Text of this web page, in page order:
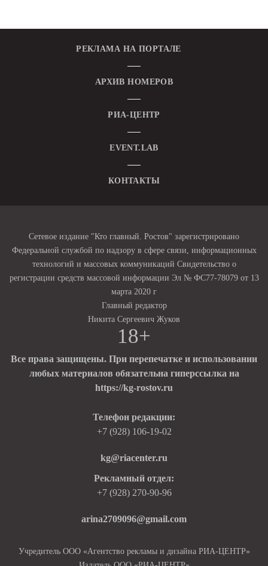
РЕКЛАМА НА ПОРТАЛЕ
АРХИВ НОМЕРОВ
РИА-ЦЕНТР
EVENT.LAB
КОНТАКТЫ
Сетевое издание "Кто главный. Ростов" зарегистрировано
Федеральной службой по надзору в сфере связи, информационных
технологий и массовых коммуникаций Свидетельство о
регистрации средств массовой информации Эл № ФС77-78079 от 13
марта 2020 г
Главный редактор
Никита Сергеевич Жуков
18+
Все права защищены. При перепечатке и использовании
любых материалов обязательна гиперссылка на
https://kg-rostov.ru
Телефон редакции:
+7 (928) 106-19-02
kg@riacenter.ru
Рекламный отдел:
+7 (928) 270-90-96
arina2709096@gmail.com
Учредитель ООО «Агентство рекламы и дизайна РИА-ЦЕНТР»